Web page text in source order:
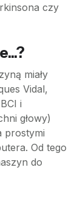
czy
miały
Vidal,
i
głowy)
prostymi
Od tego
do